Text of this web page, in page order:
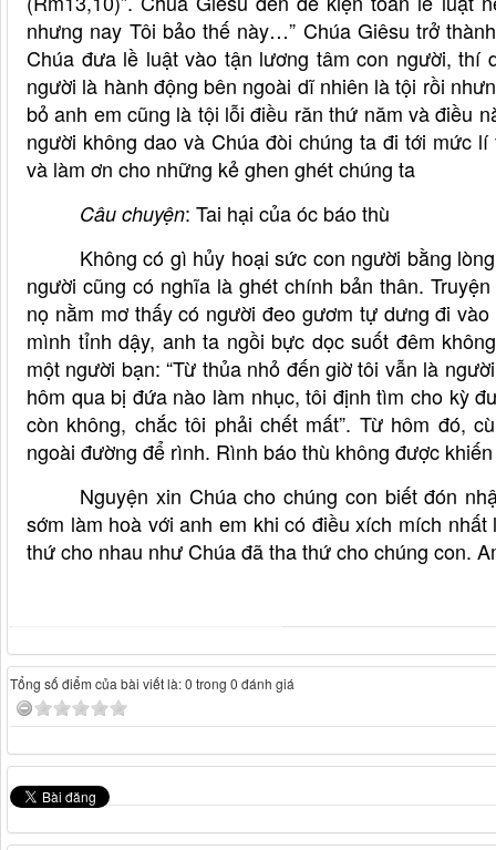
nhưng nay Tôi bảo thế này…” Chúa Giêsu trở
Chúa đưa lề luật vào tận lương tâm con người, thí
người là hành động bên ngoài dĩ nhiên là tội rồi
bỏ anh em cũng là tội lỗi điều răn thứ năm và điều
người không dao và Chúa đòi chúng ta đi tới mức
và làm ơn cho những kẻ ghen ghét chúng ta
Câu chuyện: Tai hại của óc báo thù
Không có gì hủy hoại sức con người bằng
người cũng có nghĩa là ghét chính bản thân.
nọ nằm mơ thấy có người đeo gươm tự dưng đi
mình tỉnh dậy, anh ta ngồi bực dọc suốt đêm
một người bạn: “Từ thủa nhỏ đến giờ tôi vẫn là
hôm qua bị đứa nào làm nhục, tôi định tìm cho kỳ
còn không, chắc tôi phải chết mất”. Từ hôm đó,
ngoài đường để rình. Rình báo thù không được
Nguyện xin Chúa cho chúng con biết đón
sớm làm hoà với anh em khi có điều xích mích
thứ cho nhau như Chúa đã tha thứ cho chúng con.
Tổng số điểm của bài viết là: 0 trong 0 đánh giá